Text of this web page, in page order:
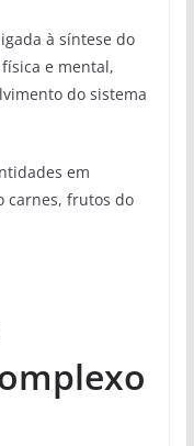
à síntese do
e mental,
do sistema
em
carnes, frutos do